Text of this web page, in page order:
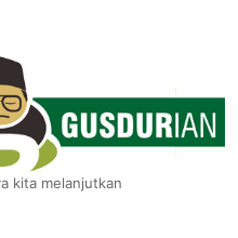
kita melanjutkan